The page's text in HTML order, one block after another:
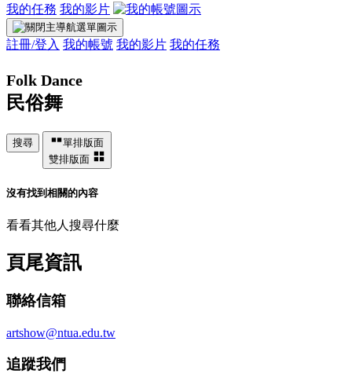
我的任務 我的影片
註冊/登入 我的帳號 我的影片 我的任務
Folk Dance
民俗舞
搜尋
單排版面
雙排版面
沒有找到相關的內容
看看其他人搜尋什麼
頁尾資訊
聯絡信箱
artshow@ntua.edu.tw
追蹤我們